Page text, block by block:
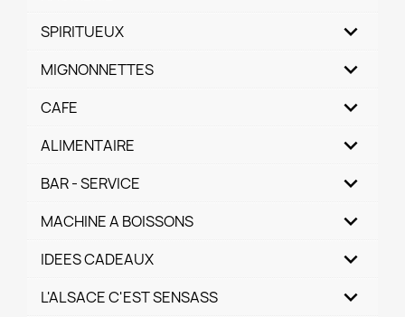
SPIRITUEUX
MIGNONNETTES
CAFE
ALIMENTAIRE
BAR - SERVICE
MACHINE A BOISSONS
IDEES CADEAUX
L'ALSACE C'EST SENSASS